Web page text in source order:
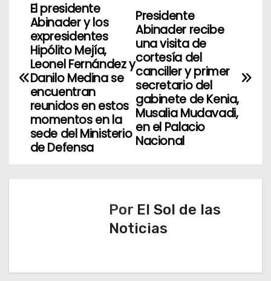
N
e
d
Presidente
Abinader recibe
una visita de
cortesía del
canciller y primer
secretario del
gabinete de Kenia,
Musalia Mudavadi,
en el Palacio
Nacional
El presidente
Abinader y los
expresidentes
Hipólito Mejía,
Leonel Fernández y
Danilo Medina se
encuentran
reunidos en estos
momentos en la
sede del Ministerio
de Defensa
Por El Sol de las
Noticias